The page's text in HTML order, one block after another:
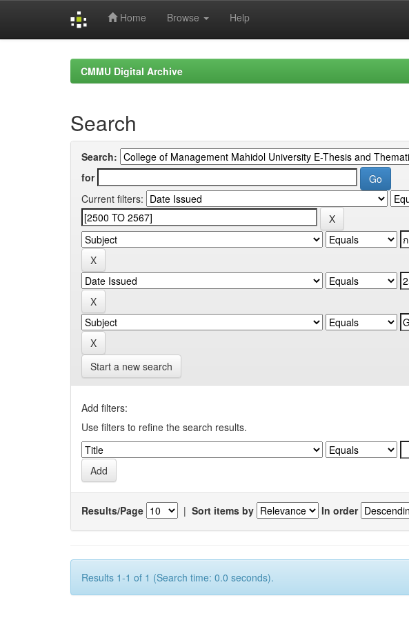
Home Browse Help
CMMU Digital Archive
Search
Search:
for
Current filters:
Start a new search
Add filters:
Use filters to refine the search results.
Results/Page | Sort items by In order
Results 1-1 of 1 (Search time: 0.0 seconds).